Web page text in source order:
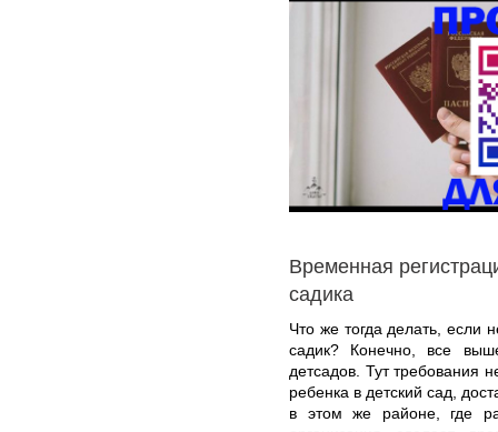
Временная
садика
Что же тогда делать, если
садик? Конечно, все
детсадов. Тут требования
ребенка в детский сад,
в этом же районе, где